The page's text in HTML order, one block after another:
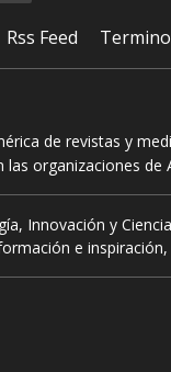
Rss Feed
de revistas y
organizaciones de
Innovación y
e